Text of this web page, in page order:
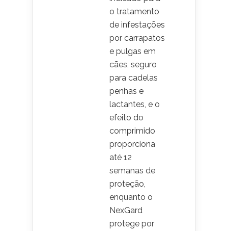
o tratamento
de infestações
por carrapatos
e pulgas em
cães, seguro
para cadelas
penhas e
lactantes, e o
efeito do
comprimido
proporciona
até 12
semanas de
proteção,
enquanto o
NexGard
protege por